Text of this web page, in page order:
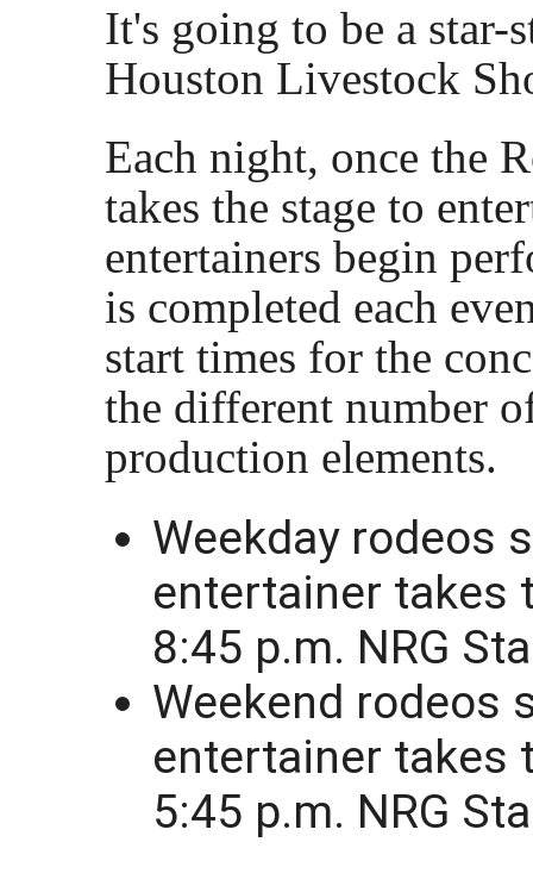
It's going to be a star-
Houston Livestock
Each night, once the
takes the stage to
entertainers begin
is completed each
start times for the
the different number
production elements.
Weekday rodeos
entertainer takes
8:45 p.m. NRG
Weekend rodeos
entertainer takes
5:45 p.m. NRG